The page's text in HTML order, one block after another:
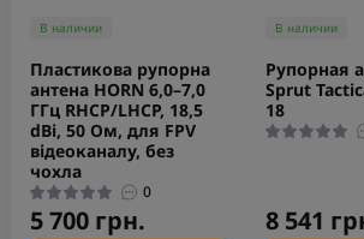
В наличии
Пластикова рупорна
антена HORN 6,0–7,0
ГГц RHCP/LHCP, 18,5
dBi, 50 Ом, для FPV
відеоканалу, без
чохла
0
5 700 грн.
В наличии
Рупорная
Sprut
18
8 541